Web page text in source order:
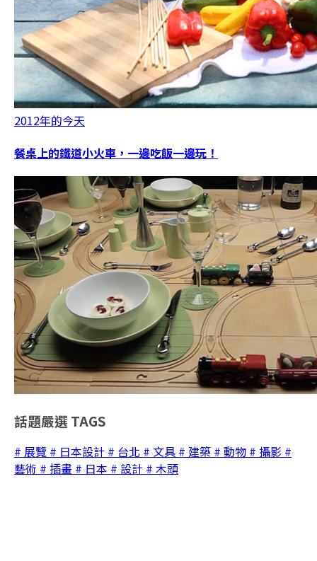
2012年的今天
餐桌上的鐵道小火車，一邊吃飯一邊玩！
話題嚴選 TAGS
# 展覽 # 日本設計 # 台北 # 文具 # 建築 # 動物 # 攝影 #
藝術 # 插畫 # 日本 # 設計 # 木頭